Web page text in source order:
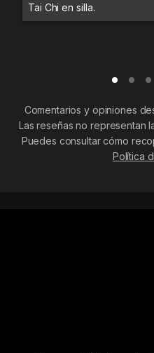
Tai Chi en silla.
Comentarios y opiniones
Las reseñas no representan
Puedes consultar cómo
Política